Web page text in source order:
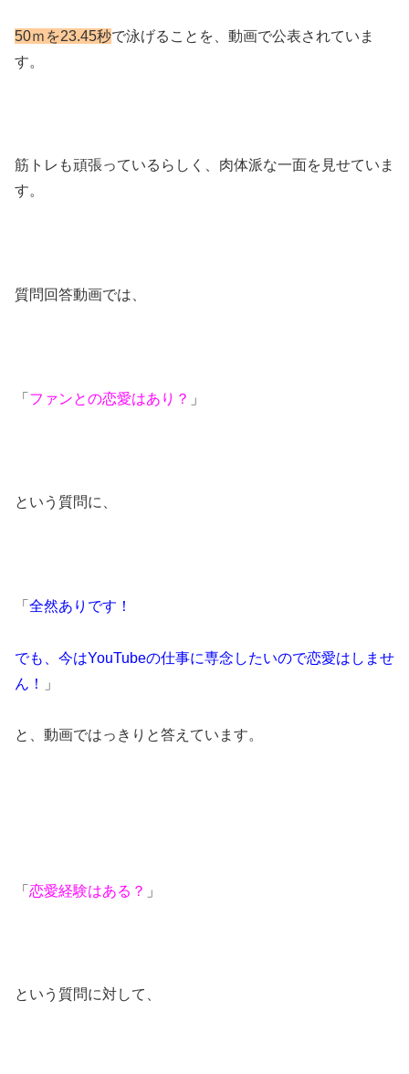
50ｍを23.45秒で泳げることを、動画で公表されていま
す。
筋トレも頑張っているらしく、肉体派な一面を見せていま
す。
質問回答動画では、
「 ファンとの恋愛はあり？ 」
という質問に、
「 全然ありです！
でも、今はYouTubeの仕事に専念したいので恋愛はしませ
ん！
」
と、動画ではっきりと答えています。
「 恋愛経験はある？ 」
という質問に対して、